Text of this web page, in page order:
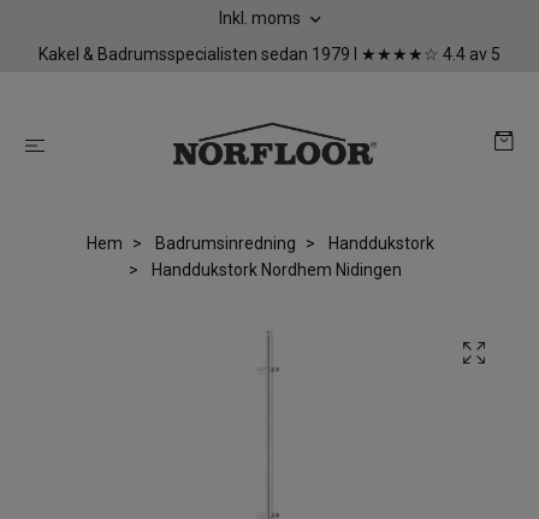
Inkl. moms
Kakel & Badrumsspecialisten sedan 1979 I ★★★★☆ 4.4 av 5
Hem Badrumsinredning
Handdukstork
Handdukstork Nordhem Nidingen